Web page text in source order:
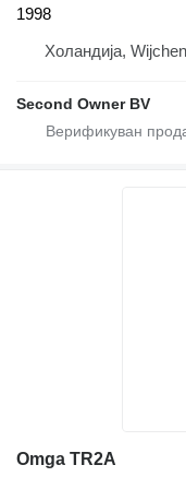
1998
Холандија, Wijchen
Second Owner BV
Omga TR2A